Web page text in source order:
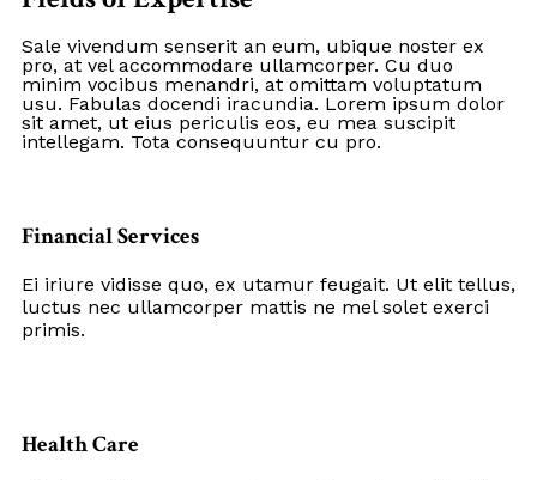
Sale vivendum senserit an eum, ubique noster ex
pro, at vel accommodare ullamcorper. Cu duo
minim vocibus menandri, at omittam voluptatum
usu. Fabulas docendi iracundia. Lorem ipsum dolor
sit amet, ut eius periculis eos, eu mea suscipit
intellegam. Tota consequuntur cu pro.
Financial Services
Ei iriure vidisse quo, ex utamur feugait. Ut elit tellus,
luctus nec ullamcorper mattis ne mel solet exerci
primis.
Health Care